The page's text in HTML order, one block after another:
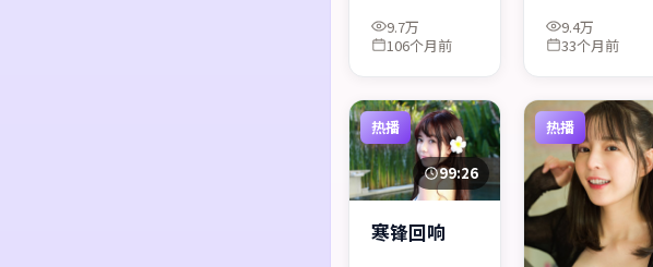
9.7万
106个月前
9.4万
33个月前
热播
99:26
寒锋回响
热播